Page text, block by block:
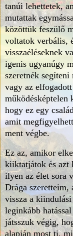
tanúi lehettetek,
mutattak
közöttük feszülő
voltatok verbális,
visszaéléseknek
igenis ugyanúgy
szeretnék
vagy az
működésképtelen
hogy ez egy
amit
ment végbe.
Ez az, amikor
kiiktatjátok és azt
ilyen az élet sora
Drága
vissza a
leginkább
játsszuk végig,
alapján most ti,